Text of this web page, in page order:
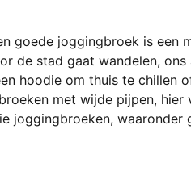
goede joggingbroek is een
de stad gaat wandelen,
hoodie om thuis te
met wijde pijpen,
joggingbroeken, waaronder